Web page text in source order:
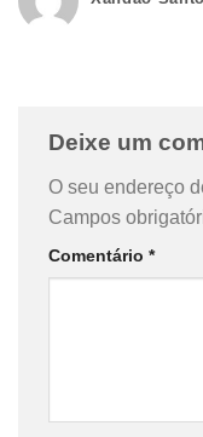
Deixe um
O seu endereço
Campos
Comentário *